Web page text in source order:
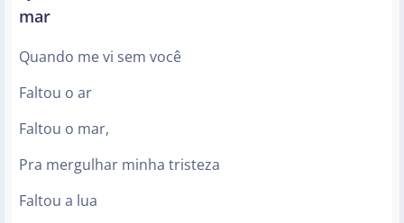
mar
Quando me vi sem você
Faltou o ar
Faltou o mar,
Pra mergulhar minha tristeza
Faltou a lua